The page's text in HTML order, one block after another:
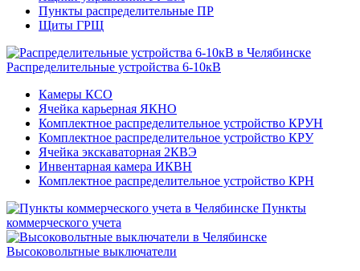
Пункты распределительные ПР
Щиты ГРЩ
Распределительные устройства 6-10кВ
Камеры КСО
Ячейка карьерная ЯКНО
Комплектное распределительное устройство КРУН
Комплектное распределительное устройство КРУ
Ячейка экскаваторная 2КВЭ
Инвентарная камера ИКВН
Комплектное распределительное устройство КРН
Пункты
коммерческого учета
Высоковольтные выключатели